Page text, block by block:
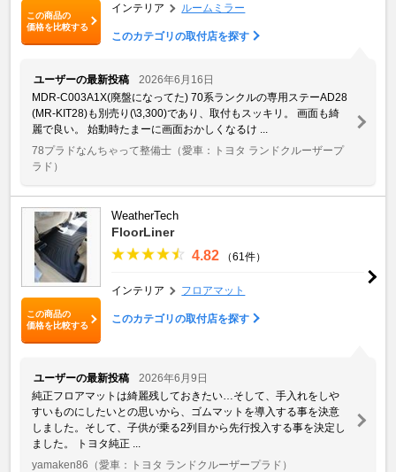
この商品の
価格を比較する
インテリア ルームミラー
このカテゴリの取付店を探す
ユーザーの最新投稿
2026年6月16日
MDR-C003A1X(廃盤になってた) 70系ランクルの専用ステーAD28
(MR-KIT28)も別売り(\3,300)であり、取付もスッキリ。 画面も綺
麗で良い。 始動時たまーに画面おかしくなるけ ...
78プラドなんちゃって整備士 （愛車：トヨタ ランドクルーザープ
ラド）
この商品の
価格を比較する
WeatherTech
FloorLiner
4.82 （61件）
インテリア フロアマット
このカテゴリの取付店を探す
ユーザーの最新投稿
2026年6月9日
純正フロアマットは綺麗残しておきたい…そして、手入れをしや
すいものにしたいとの思いから、ゴムマットを導入する事を決意
しました。そして、子供が乗る2列目から先行投入する事を決定し
ました。 トヨタ純正 ...
yamaken86 （愛車：トヨタ ランドクルーザープラド）